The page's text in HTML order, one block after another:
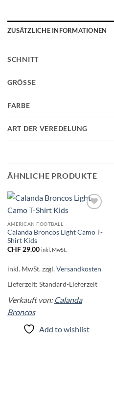
ZUSÄTZLICHE INFORMATIONEN
SCHNITT
GRÖSSE
FARBE
ART DER VEREDELUNG
ÄHNLICHE PRODUKTE
AMERICAN FOOTBALL
Calanda Broncos Light Camo T-
Shirt Kids
CHF29.00 inkl. MwSt.
inkl. MwSt.zzgl.Versandkosten
Lieferzeit: Standard-Lieferzeit
Verkauft von: Calanda
Broncos
Add to wishlist